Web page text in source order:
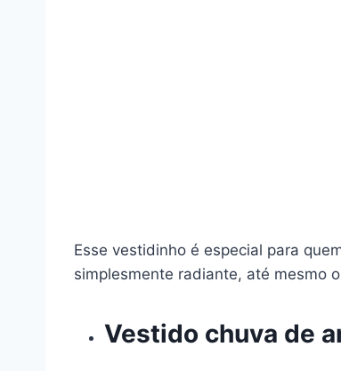
Esse vestidinho é especial para
simplesmente radiante, até mesmo
Vestido chuva de